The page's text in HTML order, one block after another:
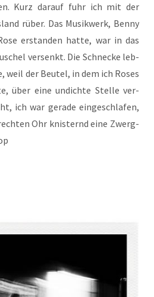
Kurz dar­auf fuhr ich mit der
rüber. Das Musik­werk, Ben­ny
erstan­den hat­te, war in das
ver­senkt. Die Schne­cke leb­
weil der Beu­tel, in dem ich Roses
über eine undich­te Stel­le ver­
ich war gera­de ein­ge­schla­fen,
Ohr knis­ternd eine Zwerg­